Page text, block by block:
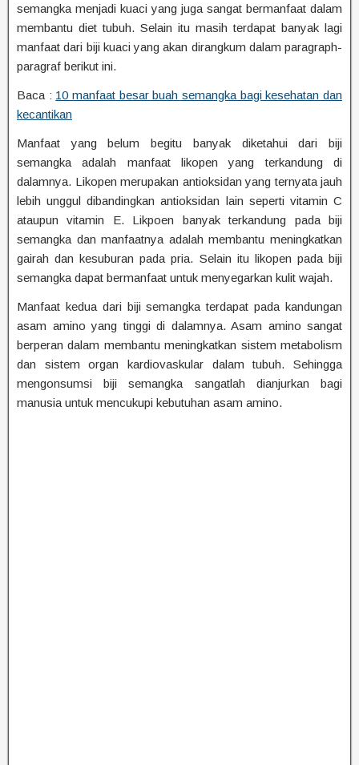
semangka menjadi kuaci yang juga sangat bermanfaat dalam
membantu diet tubuh. Selain itu masih terdapat banyak lagi
manfaat dari biji kuaci yang akan dirangkum dalam paragraph-
paragraf berikut ini.
Baca : 10 manfaat besar buah semangka bagi kesehatan dan
kecantikan
Manfaat yang belum begitu banyak diketahui dari biji
semangka adalah manfaat likopen yang terkandung di
dalamnya. Likopen merupakan antioksidan yang ternyata jauh
lebih unggul dibandingkan antioksidan lain seperti vitamin C
ataupun vitamin E. Likpoen banyak terkandung pada biji
semangka dan manfaatnya adalah membantu meningkatkan
gairah dan kesuburan pada pria. Selain itu likopen pada biji
semangka dapat bermanfaat untuk menyegarkan kulit wajah.
Manfaat kedua dari biji semangka terdapat pada kandungan
asam amino yang tinggi di dalamnya. Asam amino sangat
berperan dalam membantu meningkatkan sistem metabolism
dan sistem organ kardiovaskular dalam tubuh. Sehingga
mengonsumsi biji semangka sangatlah dianjurkan bagi
manusia untuk mencukupi kebutuhan asam amino.